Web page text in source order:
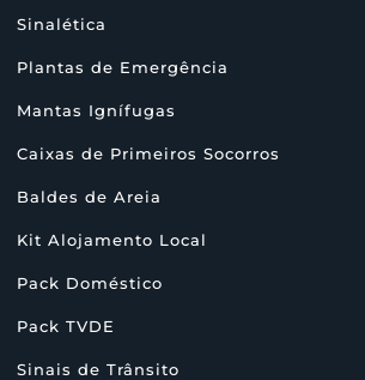
Sinalética
Plantas de Emergência
Mantas Ignífugas
Caixas de Primeiros Socorros
Baldes de Areia
Kit Alojamento Local
Pack Doméstico
Pack TVDE
Sinais de Trânsito